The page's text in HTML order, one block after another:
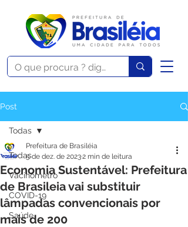
Post
Todas
Vacinômetro
COVID-19
Saúde
Todas
Economia Sustentável: Prefeitura
de Brasileia vai substituir
lâmpadas convencionais por
mais de 200
Prefeitura de Brasiléia
5 de dez. de 20232 min de leitura